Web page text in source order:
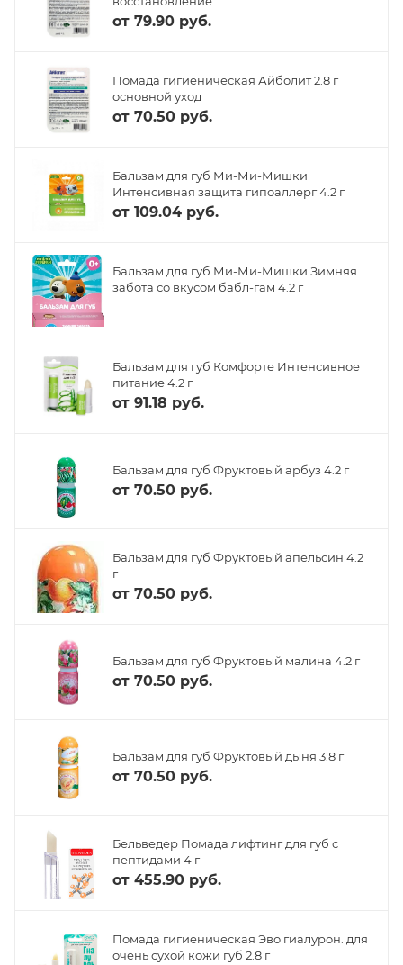
от 79.90 руб.
Помада гигиеническая Айболит 2.8 г
основной уход
от 70.50 руб.
Бальзам для губ Ми-Ми-Мишки
Интенсивная защита гипоаллерг 4.2 г
от 109.04 руб.
Бальзам для губ Ми-Ми-Мишки Зимняя
забота со вкусом бабл-гам 4.2 г
Бальзам для губ Комфорте Интенсивное
питание 4.2 г
от 91.18 руб.
Бальзам для губ Фруктовый арбуз 4.2 г
от 70.50 руб.
Бальзам для губ Фруктовый апельсин 4.2
г
от 70.50 руб.
Бальзам для губ Фруктовый малина 4.2 г
от 70.50 руб.
Бальзам для губ Фруктовый дыня 3.8 г
от 70.50 руб.
Бельведер Помада лифтинг для губ с
пептидами 4 г
от 455.90 руб.
Помада гигиеническая Эво гиалурон. для
очень сухой кожи губ 2.8 г